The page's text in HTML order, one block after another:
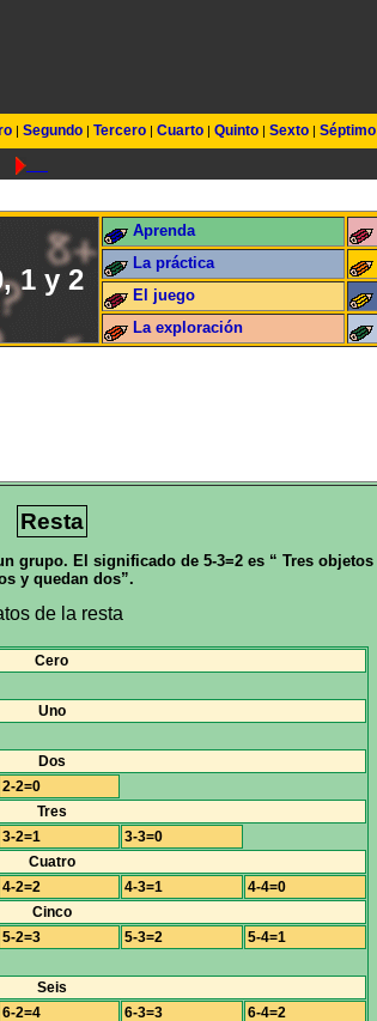
| Segundo | Tercero | Cuarto | Quinto | Sexto | Séptimo
1 y 2
Aprenda
La práctica
El juego
La exploración
Resta
grupo. El significado de 5-3=2 es “ Tres objetos
y quedan dos”.
de la resta
Cero
Uno
Dos
2-2=0
Tres
3-2=1
3-3=0
Cuatro
4-2=2 4-3=1
4-4=0
Cinco
5-2=3 5-3=2
5-4=1
Seis
6-2=4 6-3=3
6-4=2